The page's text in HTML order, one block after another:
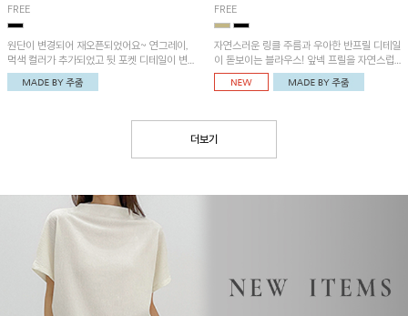
FREE
원단이 변경되어 재오픈되었어요~ 연그레이,
먹색 컬러가 추가되었고 뒷 포켓 디테일이 변
경되었습니다~가볍고 시원하게 착용되는 배
기통팬츠! 허리밴딩과 여유로운 통으로 편안해
FREE
자연스러운 링클 주름과 우아한 반프릴 디테일
이 돋보이는 블라우스! 앞넥 프릴을 자연스럽
게 내려 여성스러운 무드로 연출하거나, 어깨
옆 단추에 걸어 세련된 카울넥 스타일로 연출
더보기